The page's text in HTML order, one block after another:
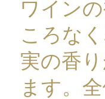
ワイン
ころな
実の香
ます。